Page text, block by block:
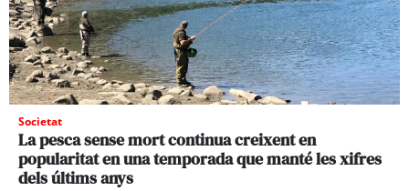
Societat
La pesca sense mort continua creixent en
popularitat en una temporada que manté les xifres
dels últims anys